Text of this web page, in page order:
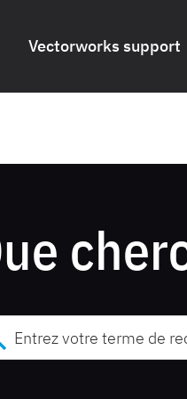
Vectorworks support